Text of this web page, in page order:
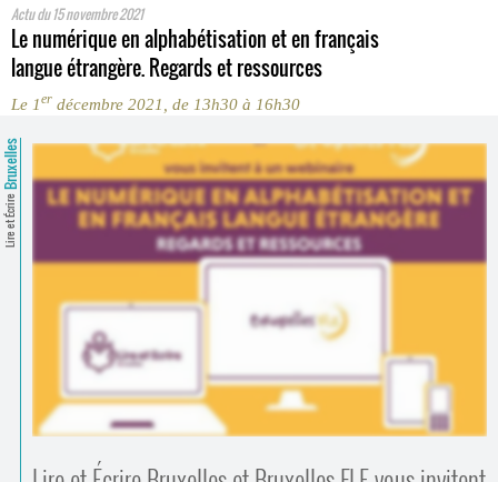
·
journaldelalpha.be
Bienvenue en Belgique
Espace presse
Contacts
Trouver un lieu d’alphabétisation
Actu du15 novembre 2021
Le numérique en alphabétisation et en français
langue étrangère. Regards et ressources
Le 1er décembre 2021, de 13h30 à 16h30
Lire et Écrire
Bruxelles